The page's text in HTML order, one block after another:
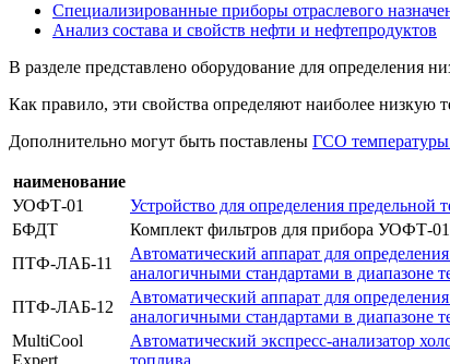
Специализированные приборы отраслевого
Анализ состава и свойств нефти и нефтепродуктов
В разделе представлено оборудование для определения
Как правило, эти свойства определяют наиболее низкую
Дополнительно могут быть поставлены ГСО температуры
наименование
УОФТ-01
Устройство для определения
БФДТ
Комплект фильтров для прибора УОФТ-01
ПТФ-ЛАБ-11
Автоматический аппарат для
аналогичными стандартами в диапазоне
ПТФ-ЛАБ-12
Автоматический аппарат для
аналогичными стандартами в диапазоне
MultiCool
Expert
Автоматический экспресс-анализатор
топлива